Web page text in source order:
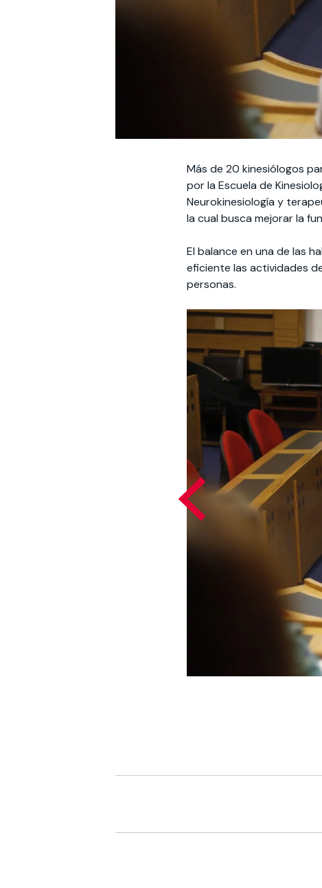
Más de 20 kinesiólogos
por la Escuela de
Neurokinesiología y
la cual busca mejorar la
El balance en una de las
eficiente las actividades
personas.